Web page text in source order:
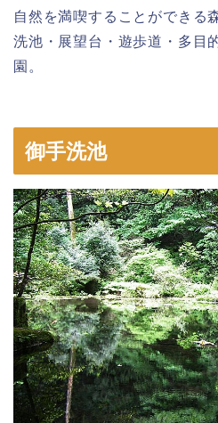
自然を満喫することができる
洗池・展望台・遊歩道・多目
園。
御手洗池